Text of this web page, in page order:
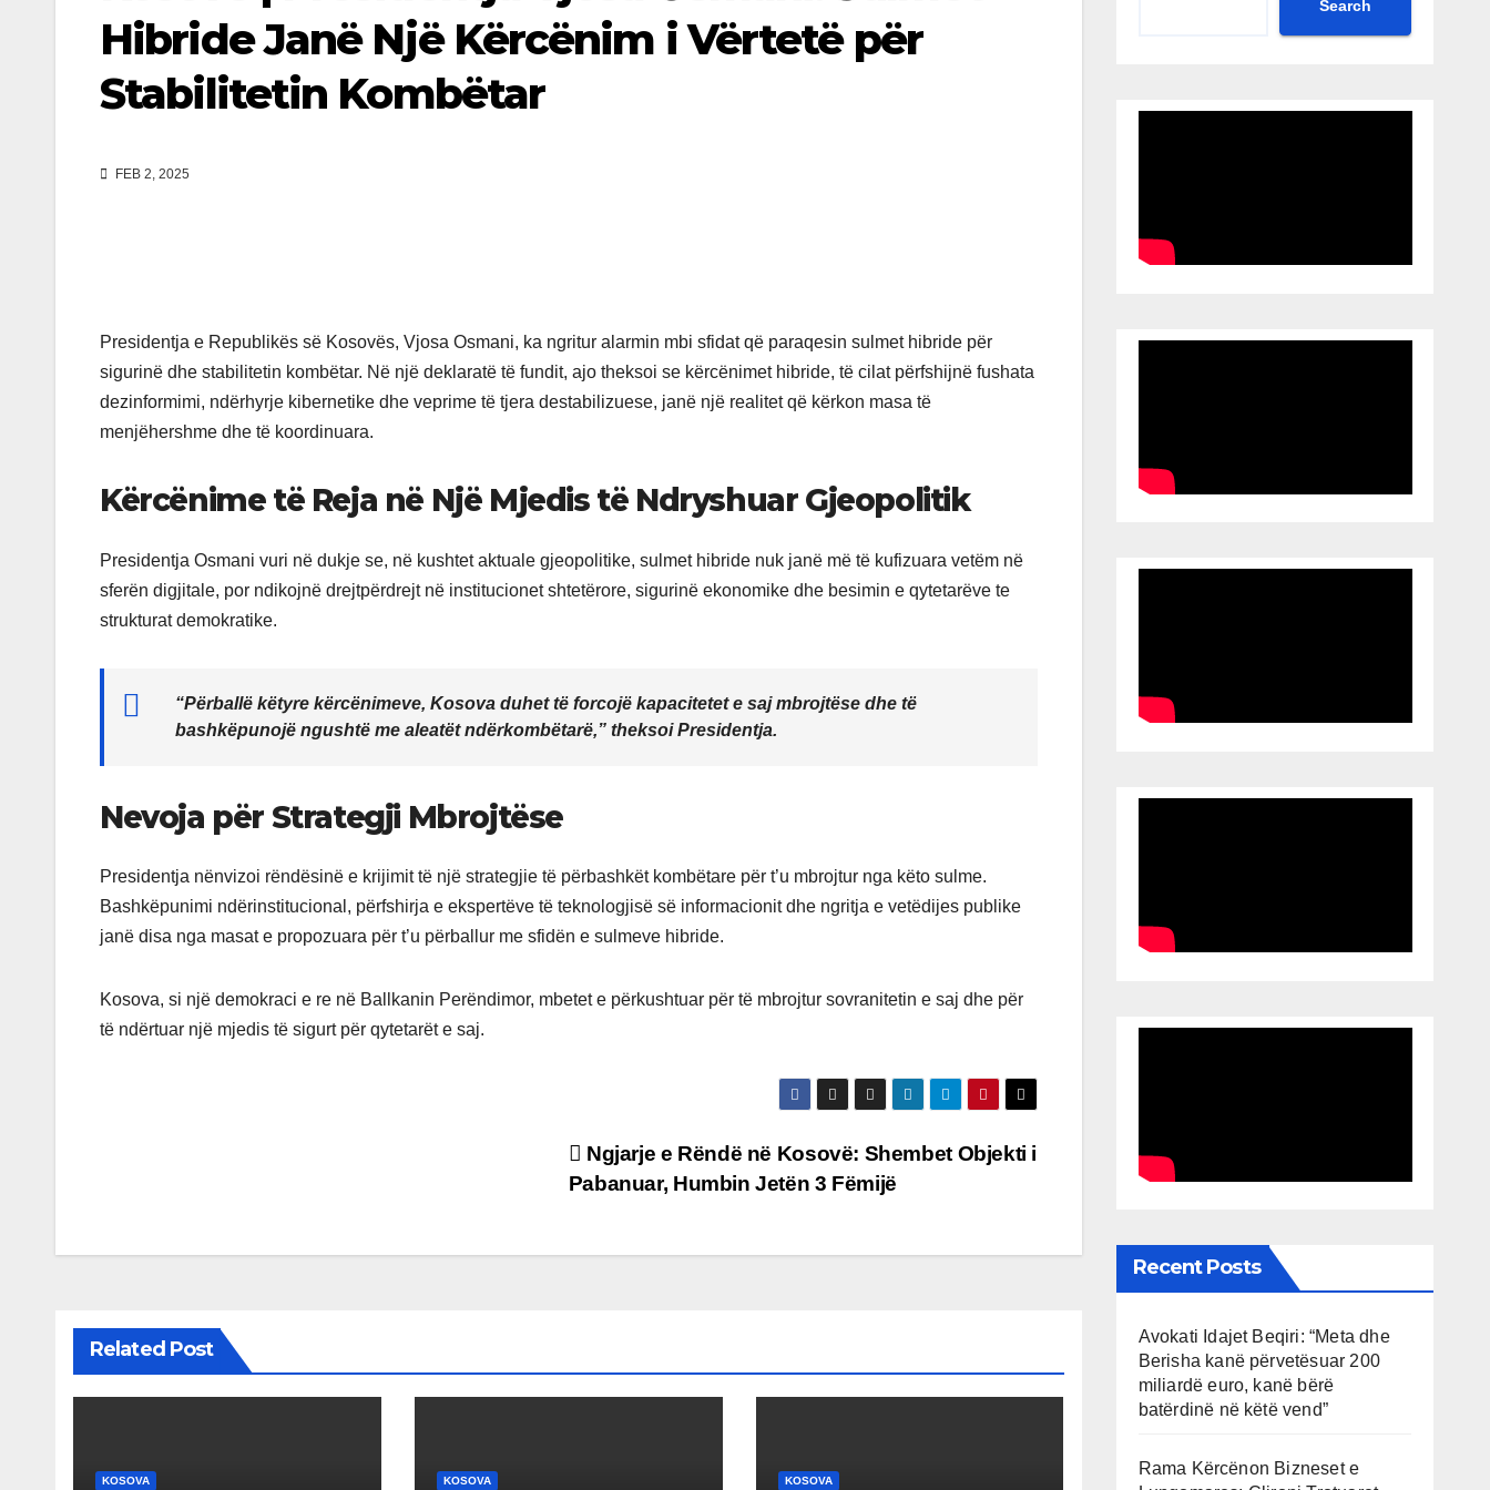
Hibride Janë Një Kërcënim i Vërtetë për
Stabilitetin Kombëtar
FEB 2, 2025
Presidentja e Republikës së Kosovës, Vjosa Osmani, ka ngritur alarmin mbi sfidat që paraqesin sulmet hibride për
sigurinë dhe stabilitetin kombëtar. Në një deklaratë të fundit, ajo theksoi se kërcënimet hibride, të cilat përfshijnë fushata
dezinformimi, ndërhyrje kibernetike dhe veprime të tjera destabilizuese, janë një realitet që kërkon masa të
menjëhershme dhe të koordinuara.
Kërcënime të Reja në Një Mjedis të Ndryshuar Gjeopolitik
Presidentja Osmani vuri në dukje se, në kushtet aktuale gjeopolitike, sulmet hibride nuk janë më të kufizuara vetëm në
sferën digjitale, por ndikojnë drejtpërdrejt në institucionet shtetërore, sigurinë ekonomike dhe besimin e qytetarëve te
strukturat demokratike.
“Përballë këtyre kërcënimeve, Kosova duhet të forcojë kapacitetet e saj mbrojtëse dhe të
bashkëpunojë ngushtë me aleatët ndërkombëtarë,” theksoi Presidentja.
Nevoja për Strategji Mbrojtëse
Presidentja nënvizoi rëndësinë e krijimit të një strategjie të përbashkët kombëtare për t’u mbrojtur nga këto sulme.
Bashkëpunimi ndërinstitucional, përfshirja e ekspertëve të teknologjisë së informacionit dhe ngritja e vetëdijes publike
janë disa nga masat e propozuara për t’u përballur me sfidën e sulmeve hibride.
Kosova, si një demokraci e re në Ballkanin Perëndimor, mbetet e përkushtuar për të mbrojtur sovranitetin e saj dhe për
të ndërtuar një mjedis të sigurt për qytetarët e saj.
Ngjarje e Rëndë në Kosovë: Shembet Objekti i
Pabanuar, Humbin Jetën 3 Fëmijë
Related Post
KOSOVA KOSOVA KOSOVA
Search
Recent Posts
Avokati Idajet Beqiri: “Meta dhe
Berisha kanë përvetësuar 200
miliardë euro, kanë bërë
batërdinë në këtë vend”
Rama Kërcënon Bizneset e